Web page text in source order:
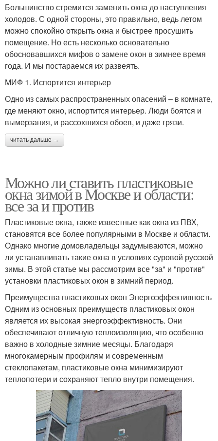
Большинство стремится заменить окна до наступления
холодов. С одной стороны, это правильно, ведь летом
можно спокойно открыть окна и быстрее просушить
помещение. Но есть несколько основательно
обосновавшихся мифов о замене окон в зимнее время
года. И мы постараемся их развеять.
МИФ 1. Испортится интерьер
Одно из самых распространенных опасений – в комнате,
где меняют окно, испортится интерьер. Люди боятся и
вымерзания, и рассохшихся обоев, и даже грязи.
читать дальше →
Можно ли ставить пластиковые
окна зимой в Москве и области:
все за и против
Пластиковые окна, также известные как окна из ПВХ,
становятся все более популярными в Москве и области.
Однако многие домовладельцы задумываются, можно
ли устанавливать такие окна в условиях суровой русской
зимы. В этой статье мы рассмотрим все "за" и "против"
установки пластиковых окон в зимний период.
Преимущества пластиковых окон Энергоэффективность
Одним из основных преимуществ пластиковых окон
является их высокая энергоэффективность. Они
обеспечивают отличную теплоизоляцию, что особенно
важно в холодные зимние месяцы. Благодаря
многокамерным профилям и современным
стеклопакетам, пластиковые окна минимизируют
теплопотери и сохраняют тепло внутри помещения.